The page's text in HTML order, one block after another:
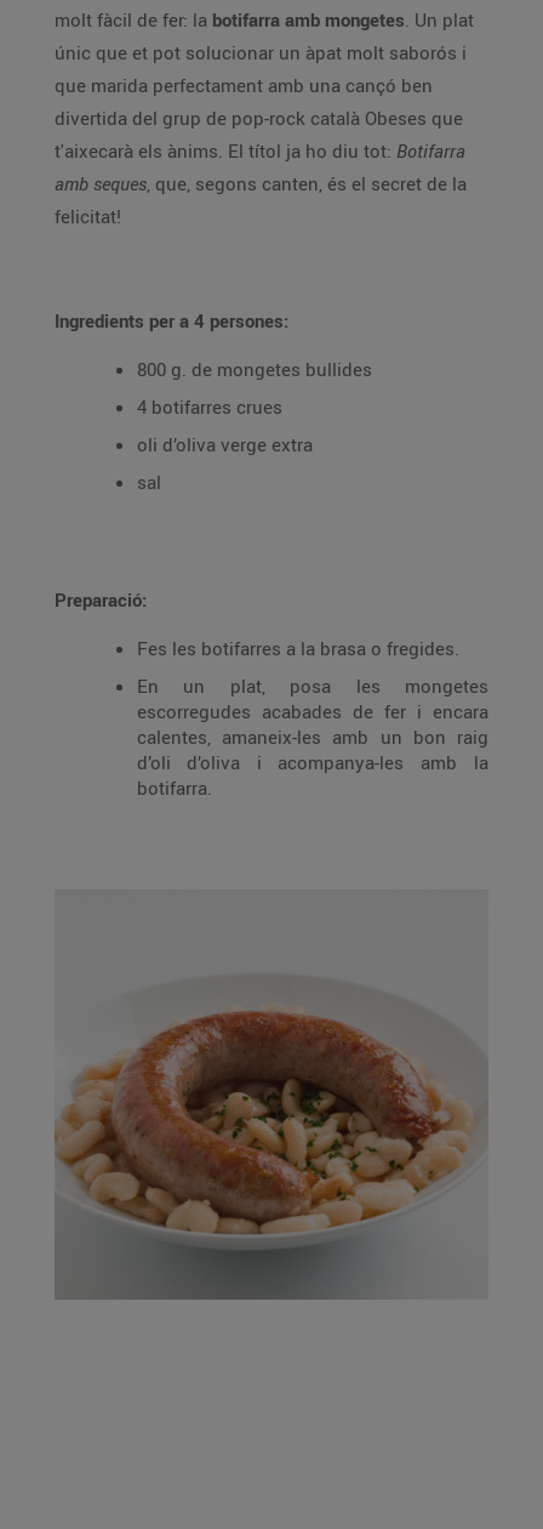
molt fàcil de fer: la
botifarra amb mongetes. Un plat
únic que et pot solucionar un àpat molt saborós i
que marida perfectament amb una cançó ben
divertida del grup de pop-rock català Obeses que
t'aixecarà els ànims. El títol ja ho diu tot: Botifarra
amb seques, que, segons canten, és el secret de la
felicitat!
Ingredients per a 4 persones:
800 g. de mongetes bullides
4 botifarres crues
oli d’oliva verge extra
sal
Preparació:
Fes les botifarres a la brasa o fregides.
En un plat, posa les mongetes
escorregudes acabades de fer i encara
calentes, amaneix-les amb un bon raig
d’oli d’oliva i acompanya-les amb la
botifarra.